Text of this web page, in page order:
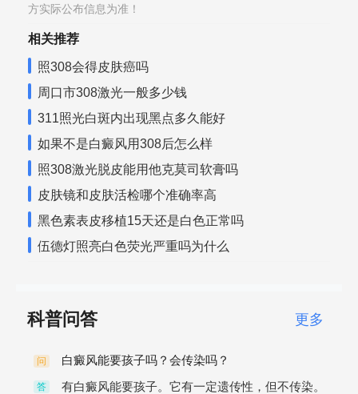
方实际公布信息为准！
相关推荐
照308会得皮肤癌吗
周口市308激光一般多少钱
311照光白斑内出现黑点多久能好
如果不是白癜风用308后怎么样
照308激光脱皮能用他克莫司软膏吗
皮肤镜和皮肤活检哪个准确率高
黑色素表皮移植15天还是白色正常吗
伍德灯照亮白色荧光严重吗为什么
科普问答 更多
问 白癜风能要孩子吗？会传染吗？
答
有白癜风能要孩子。它有一定遗传性，但不传染。